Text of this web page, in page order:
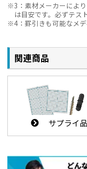
・メディアを確実
ット
オプションで強化バ
3：素材メーカーによ
は目安です。必ずテス
4：罫引きも可能なメ
関連商品
サプライ品